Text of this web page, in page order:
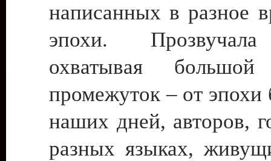
написанных в разное
эпохи.
охватывая большой
промежуток – от эпохи
наших дней, авторов,
разных языках,